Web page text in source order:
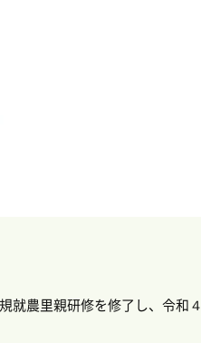
就農里親研修を修了し、令和４